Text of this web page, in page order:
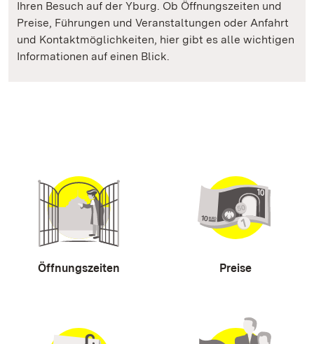
Ihren Besuch auf der Yburg. Ob Öffnungszeiten und
Preise, Führungen und Veranstaltungen oder Anfahrt
und Kontaktmöglichkeiten, hier gibt es alle wichtigen
Informationen auf einen Blick.
Öffnungszeiten Preise